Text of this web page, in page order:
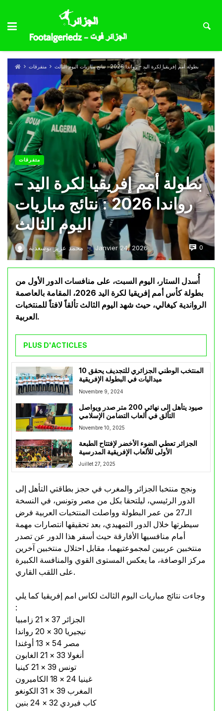
متفرقات بطولة أمم إفريقيا لكرة اليد – رواندا 2026 : نتائج مباريات اليوم الثالث
متفرقات
بطولة أمم إفريقيا لكرة اليد –
رواندا 2026 : نتائج مباريات
اليوم الثالث
محمد عزيز بوسعدية — Janvier 24, 2026 0
أُسدل الستار، اليوم السبت، على منافسات الدور الأول من
بطولة كأس أمم إفريقيا لكرة اليد 2026، المقامة بالعاصمة
الرواندية كيغالي، حيث شهد اليوم الثالث تألقاً لافتاً للمنتخبات
العربية.
PLUS D'ACTICLES
المنتخب الوطني الجزائري للتجديف يحقق 10
ميداليات في البطولة الإفريقية
Novembre 9, 2024
صيود يتأهل إلى نهائي 200 متر صدر ويواصل
التألق في ألعاب التضامن الإسلامي
Novembre 10, 2025
الجزائر تعطي الضوء الأخضر لإفتتاح الطبعة
الأولى للألعاب الإفريقية المدرسية
Juillet 27, 2025
ونجح منتخبا الجزائر والمغرب في حجز بطاقتي التأهل إلى
الدور الرئيسي، ليلتحقا بكل من مصر وتونس، في النسخة
الـ27 من عمر البطولة وواصلت المنتخبات العربية فرض
سيطرتها خلال الدور التمهيدي، بعد تحقيقها انتصارات مهمة
أمام منافسيها الأفارقة حيث أسفر هذا الدور عن تصدر
منتخبين عربيين لمجموعتيهما، مقابل احتلال منتخبين آخرين
مركز الوصافة، ما يعكس المستوى القوي والمنافسة الكبيرة
على اللقب القاري.
وجاءت نتائج مباريات اليوم الثالث لكاس امم إفريقيا كما يلي
:
الجزائر 37 × 21 زامبيا
نيجيريا 30 × 20 رواندا
مصر 54 × 13 أوغندا
أنغولا 33 × 21 الغابون
تونس 39 × 21 كينيا
غينيا 24 × 18 الكاميرون
المغرب 39 × 31 الكونغو
كاب فيردي 32 × 24 بنين